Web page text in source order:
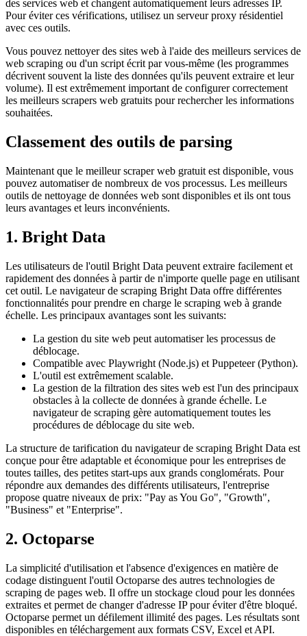
des services web et changent automatiquement leurs adresses IP.
Pour éviter ces vérifications, utilisez un serveur proxy résidentiel
avec ces outils.
Vous pouvez nettoyer des sites web à l'aide des meilleurs services de
web scraping ou d'un script écrit par vous-même (les programmes
décrivent souvent la liste des données qu'ils peuvent extraire et leur
volume). Il est extrêmement important de configurer correctement
les meilleurs scrapers web gratuits pour rechercher les informations
souhaitées.
Classement des outils de parsing
Maintenant que le meilleur scraper web gratuit est disponible, vous
pouvez automatiser de nombreux de vos processus. Les meilleurs
outils de nettoyage de données web sont disponibles et ils ont tous
leurs avantages et leurs inconvénients.
1. Bright Data
Les utilisateurs de l'outil Bright Data peuvent extraire facilement et
rapidement des données à partir de n'importe quelle page en utilisant
cet outil. Le navigateur de scraping Bright Data offre différentes
fonctionnalités pour prendre en charge le scraping web à grande
échelle. Les principaux avantages sont les suivants:
La gestion du site web peut automatiser les processus de
déblocage.
Compatible avec Playwright (Node.js) et Puppeteer (Python).
L'outil est extrêmement scalable.
La gestion de la filtration des sites web est l'un des principaux
obstacles à la collecte de données à grande échelle. Le
navigateur de scraping gère automatiquement toutes les
procédures de déblocage du site web.
La structure de tarification du navigateur de scraping Bright Data est
conçue pour être adaptable et économique pour les entreprises de
toutes tailles, des petites start-ups aux grands conglomérats. Pour
répondre aux demandes des différents utilisateurs, l'entreprise
propose quatre niveaux de prix: "Pay as You Go", "Growth",
"Business" et "Enterprise".
2. Octoparse
La simplicité d'utilisation et l'absence d'exigences en matière de
codage distinguent l'outil Octoparse des autres technologies de
scraping de pages web. Il offre un stockage cloud pour les données
extraites et permet de changer d'adresse IP pour éviter d'être bloqué.
Octoparse permet un défilement illimité des pages. Les résultats sont
disponibles en téléchargement aux formats CSV, Excel et API.